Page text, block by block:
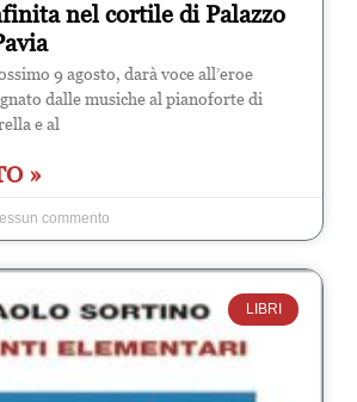
nel cortile di Palazzo
9 agosto, darà voce all’eroe
dalle musiche al pianoforte di
e al
»
commento
LIBRI